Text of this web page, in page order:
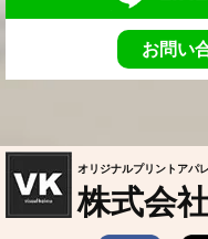
お問い
オリジナルプリントアパ
株式会